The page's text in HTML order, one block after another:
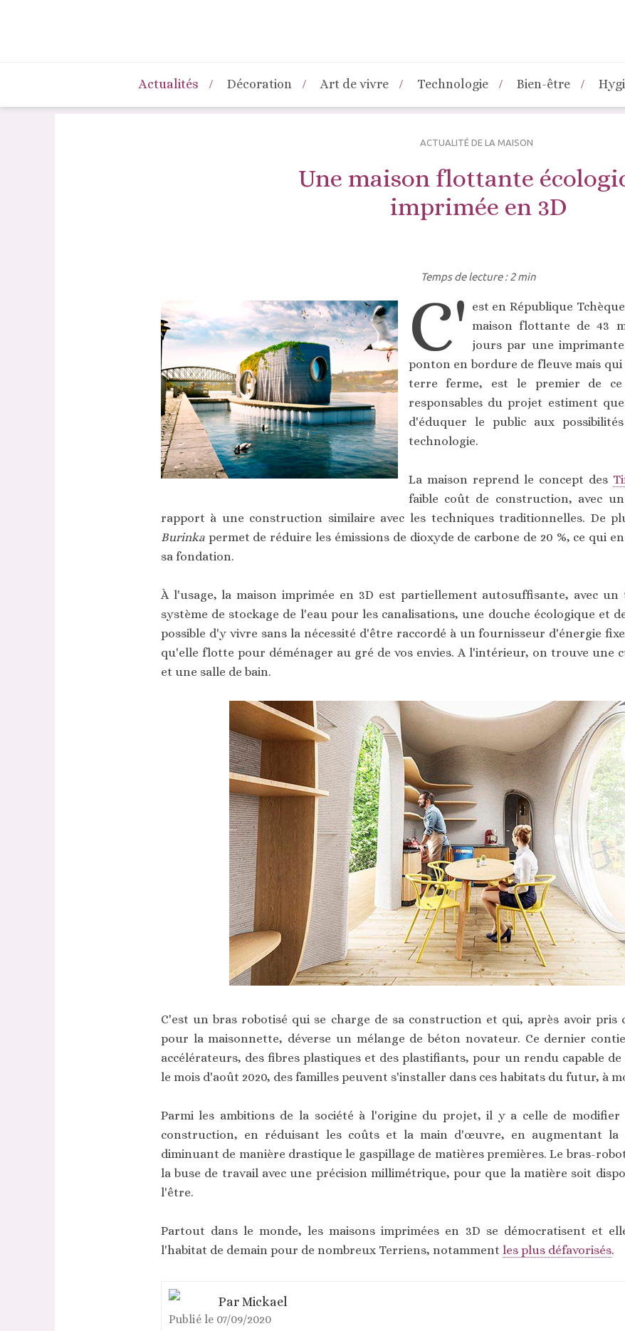
Actualités Décoration Art de vivre Technologie Bien-être
ACTUALITÉ DE LA MAISON
Une maison flottante
imprimée en 3D
Temps de lecture : 2 min
C' est en République
maison flottante de 43
jours par une
ponton en bordure de fleuve mais
terre ferme, est le premier de
responsables du projet estiment
d'éduquer le public aux
technologie.
La maison reprend le concept des
faible coût de construction, avec
rapport à une construction similaire avec les techniques traditionnelles. De
Burinka permet de réduire les émissions de dioxyde de carbone de 20 %, ce qui
sa fondation.
À l'usage, la maison imprimée en 3D est partiellement autosuffisante, avec
système de stockage de l'eau pour les canalisations, une douche écologique et
possible d'y vivre sans la nécessité d'être raccordé à un fournisseur d'énergie
qu'elle flotte pour déménager au gré de vos envies. A l'intérieur, on trouve une
et une salle de bain.
C'est un bras robotisé qui se charge de sa construction et qui, après avoir pris
pour la maisonnette, déverse un mélange de béton novateur. Ce dernier
accélérateurs, des fibres plastiques et des plastifiants, pour un rendu capable
le mois d'août 2020, des familles peuvent s'installer dans ces habitats du futur, à
Parmi les ambitions de la société à l'origine du projet, il y a celle de
construction, en réduisant les coûts et la main d'œuvre, en augmentant la
diminuant de manière drastique le gaspillage de matières premières. Le bras-
la buse de travail avec une précision millimétrique, pour que la matière soit
l'être.
Partout dans le monde, les maisons imprimées en 3D se démocratisent et
l'habitat de demain pour de nombreux Terriens, notamment les plus défavorisés.
Par Mickael
Publié le 07/09/2020